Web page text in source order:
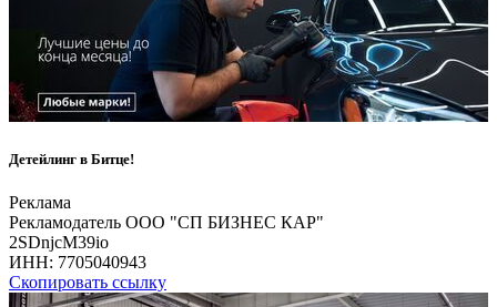
Детейлинг в Битце!
Реклама
Рекламодатель ООО "СП БИЗНЕС КАР"
2SDnjcM39io
ИНН: 7705040943
Скопировать ссылку